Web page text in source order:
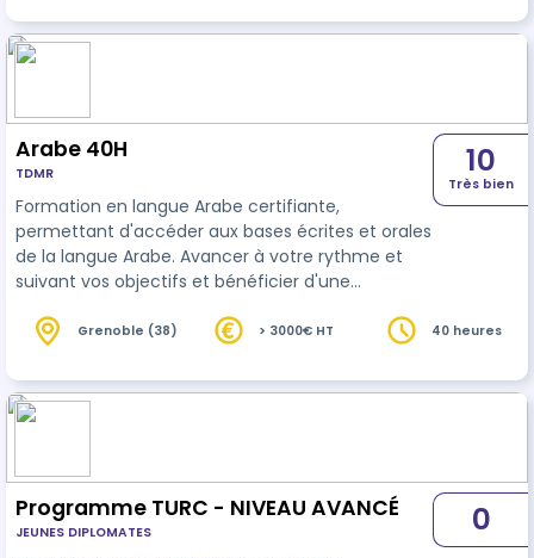
conversation de base. Etre capable de répondre
aux questions et résoudre des problèmes par
Arabe 40H
TDMR
Formation en langue Arabe certifiante,
permettant d'accéder aux bases écrites et orales
de la langue Arabe. Avancer à votre rythme et
suivant vos objectifs et bénéficier d'une
Formation individualisée à partir d'un
actionnelle. Utilisation de supports audio, vidéo,
nouvelles technologies. Certification RS7319 Date
10
Très bien
Grenoble (38) > 3000€ HT 40 heures
Programme TURC - NIVEAU AVANCÉ
JEUNES DIPLOMATES 0